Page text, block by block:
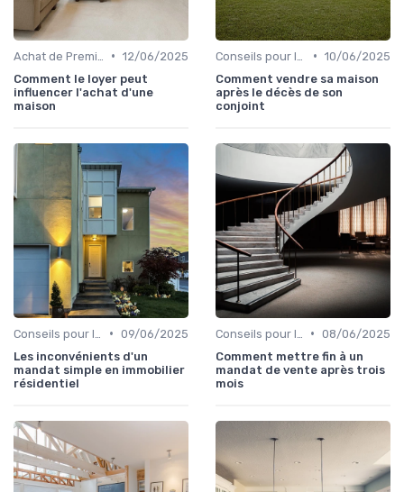
• 12/06/2025
Comment le loyer peut
influencer l'achat d'une
maison
• 10/06/2025
Comment vendre sa maison
après le décès de son
conjoint
• 09/06/2025
Les inconvénients d'un
mandat simple en immobilier
résidentiel
• 08/06/2025
Comment mettre fin à un
mandat de vente après trois
mois